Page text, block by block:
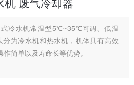
机 废气冷却器
式冷水机常温型5℃~35℃可调、低温
为冷水机和热水机，机体具有高效
简单以及寿命长等优势。